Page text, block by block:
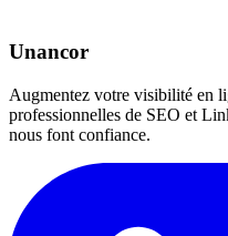
Unancor
Augmentez votre visibilité en
professionnelles de SEO et
nous font confiance.